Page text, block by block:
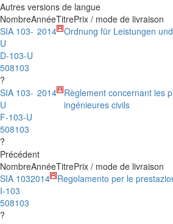
Autres versions de langue
NombreAnnéeTitrePrix / mode de livraison
SIA 103-
U
D-103-U
508103
?
2014 Ordnung für Leistungen
SIA 103-
U
F-103-U
508103
?
2014
Règlement concernant les
ingénieures civils
Précédent
NombreAnnéeTitrePrix / mode de livraison
SIA 103
I-103
508103
?
2014 Regolamento per le